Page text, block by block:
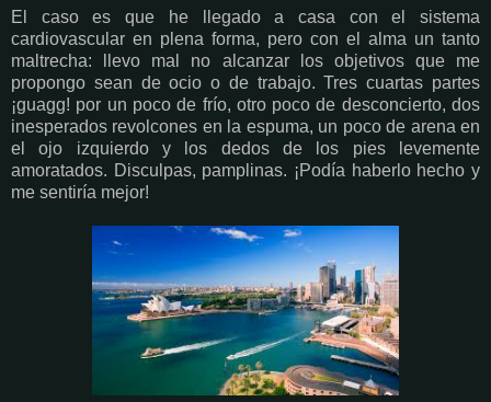
El caso es que he llegado a casa con el sistema
cardiovascular en plena forma, pero con el alma un tanto
maltrecha: llevo mal no alcanzar los objetivos que me
propongo sean de ocio o de trabajo. Tres cuartas partes
¡guagg! por un poco de frío, otro poco de desconcierto, dos
inesperados revolcones en la espuma, un poco de arena en
el ojo izquierdo y los dedos de los pies levemente
amoratados. Disculpas, pamplinas. ¡Podía haberlo hecho y
me sentiría mejor!